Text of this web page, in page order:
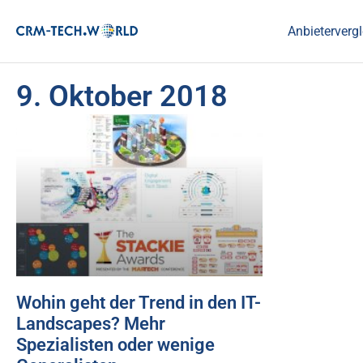
9. Oktober 2018
Wohin geht der Trend in den IT-
Landscapes? Mehr
Spezialisten oder wenige